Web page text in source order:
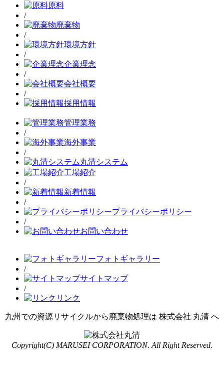
原料
/
廃棄物
/
環境方針
/
企業理念
/
会社概要
/
採用情報
管理業務
/
海外事業
/
丸清システム
工場紹介
/
新着情報
/
プライバシーポリシー
/
お問い合わせ
フォトギャラリー
/
サイトマップ
/
リンク
九州での資源リサイクルから廃棄物処理は 株式会社 丸清 へ
Copyright(C) MARUSEI CORPORATION. All Right Reserved.